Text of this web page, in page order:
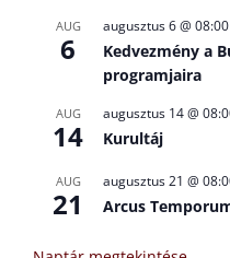
AUG
6
augusztus 6 @ 08:00
Kedvezmény a
programjaira
AUG
14
augusztus 14 @
Kurultáj
AUG
21
augusztus 21 @
Arcus